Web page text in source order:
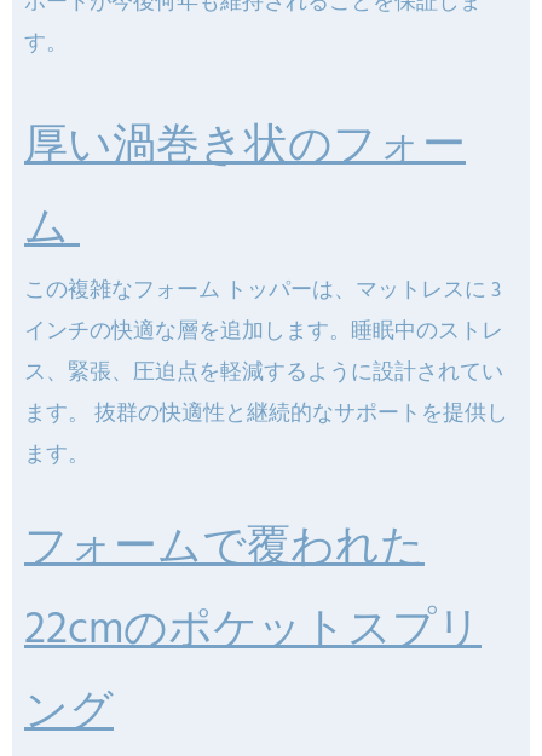
す。
厚い渦巻き状のフォー
ム
この複雑なフォーム トッパーは、マットレスに 3
インチの快適な層を追加します。睡眠中のストレ
ス、緊張、圧迫点を軽減するように設計されてい
ます。 抜群の快適性と継続的なサポートを提供し
ます。
フォームで覆われた
22cmのポケットスプリ
ング